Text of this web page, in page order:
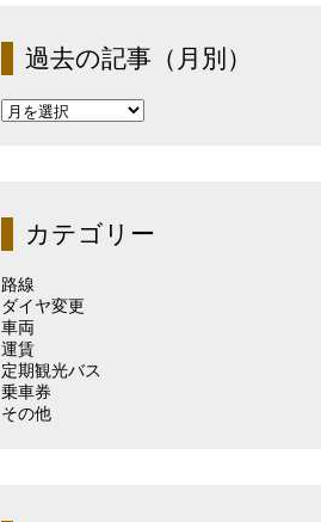
過去の記事（月別）
過
（月
別）カテゴリー
路線
ダイヤ変更
車両
運賃
定期観光バス
乗車券
その他